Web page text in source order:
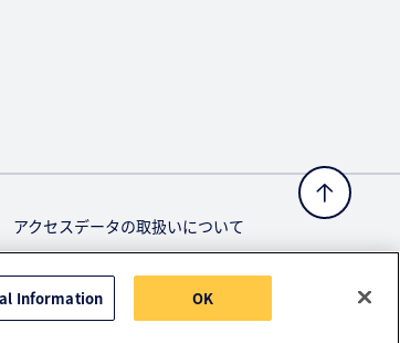
アクセスデータの取扱いについて
Information OK